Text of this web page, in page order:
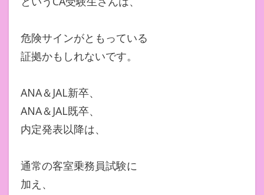
危険サインがともっている
証拠かもしれないです。
ANA＆JAL新卒、
ANA＆JAL既卒、
内定発表以降は、
通常の客室乗務員試験に
加え、